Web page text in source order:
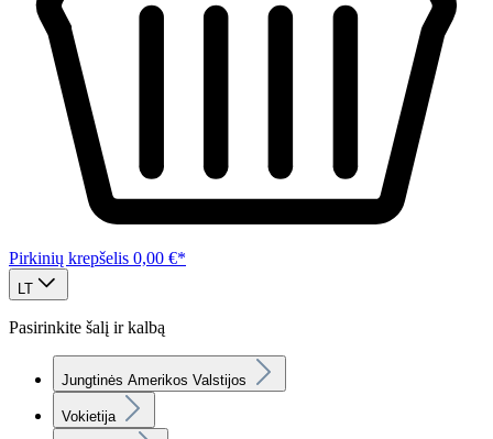
Pirkinių krepšelis 0,00 €*
LT
Pasirinkite šalį ir kalbą
Jungtinės Amerikos Valstijos
Vokietija